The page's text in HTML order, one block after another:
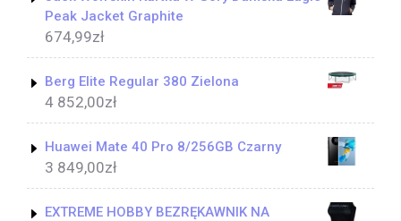
Peak Jacket Graphite
674,99zł
Berg Elite Regular 380 Zielona
4 852,00zł
Huawei Mate 40 Pro 8/256GB Czarny
3 849,00zł
EXTREME HOBBY BEZRĘKAWNIK NA